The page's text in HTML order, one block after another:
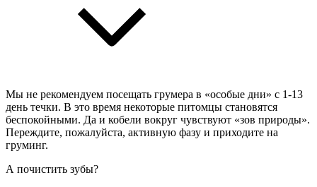
Мы не рекомендуем посещать грумера в «особые дни» с 1-13
день течки. В это время некоторые питомцы становятся
беспокойными. Да и кобели вокруг чувствуют «зов природы».
Переждите, пожалуйста, активную фазу и приходите на
груминг.
А почистить зубы?